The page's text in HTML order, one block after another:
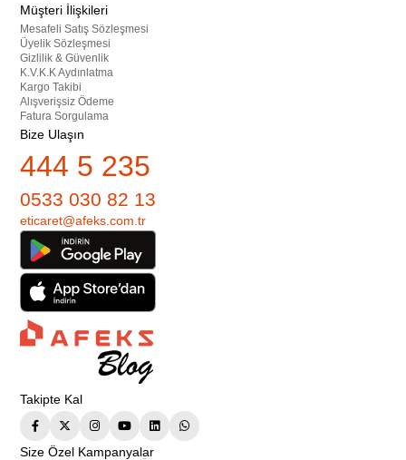
Müşteri İlişkileri
Mesafeli Satış Sözleşmesi
Üyelik Sözleşmesi
Gizlilik & Güvenlik
K.V.K.K Aydınlatma
Kargo Takibi
Alışverişsiz Ödeme
Fatura Sorgulama
Bize Ulaşın
444 5 235
0533 030 82 13
eticaret@afeks.com.tr
Takipte Kal
Size Özel Kampanyalar